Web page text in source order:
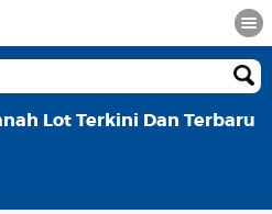
Lot Terkini Dan Terbaru